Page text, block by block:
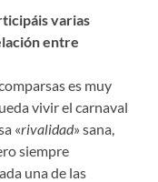
varias
entre
es muy
vivir el carnaval
«rivalidad» sana,
siempre
una de las